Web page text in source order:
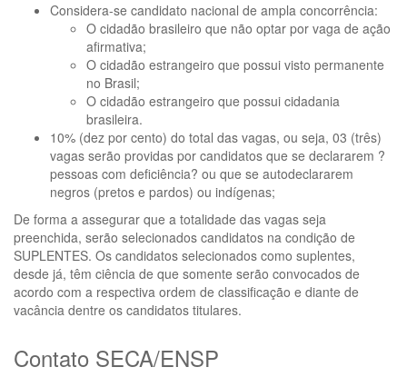
Considera-se candidato nacional de ampla concorrência:
O cidadão brasileiro que não optar por vaga de ação
afirmativa;
O cidadão estrangeiro que possui visto permanente
no Brasil;
O cidadão estrangeiro que possui cidadania
brasileira.
10% (dez por cento) do total das vagas, ou seja, 03 (três)
vagas serão providas por candidatos que se declararem ?
pessoas com deficiência? ou que se autodeclararem
negros (pretos e pardos) ou indígenas;
De forma a assegurar que a totalidade das vagas seja
preenchida, serão selecionados candidatos na condição de
SUPLENTES. Os candidatos selecionados como suplentes,
desde já, têm ciência de que somente serão convocados de
acordo com a respectiva ordem de classificação e diante de
vacância dentre os candidatos titulares.
Contato SECA/ENSP